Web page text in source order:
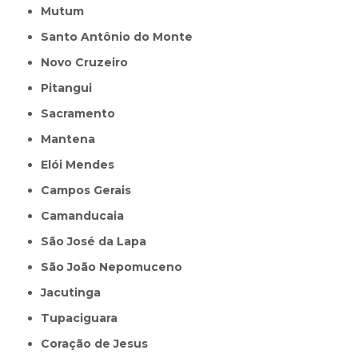
Mutum
Santo Antônio do Monte
Novo Cruzeiro
Pitangui
Sacramento
Mantena
Elói Mendes
Campos Gerais
Camanducaia
São José da Lapa
São João Nepomuceno
Jacutinga
Tupaciguara
Coração de Jesus